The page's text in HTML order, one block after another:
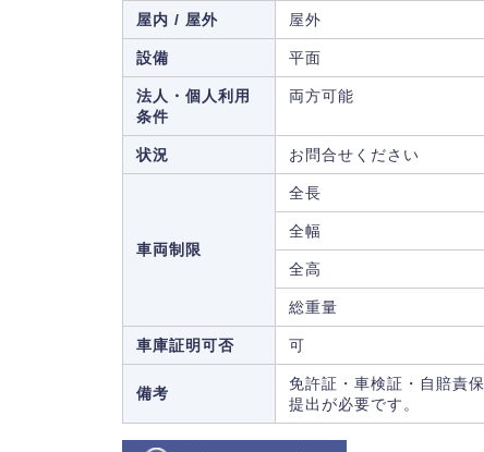
屋内 / 屋外 屋外
設備 平面
法人・個人利用
条件
両方可能
状況 お問合せください
車両制限
全長
全幅
全高
総重量
車庫証明可否 可
備考
免許証・車検証・自賠責
提出が必要です。